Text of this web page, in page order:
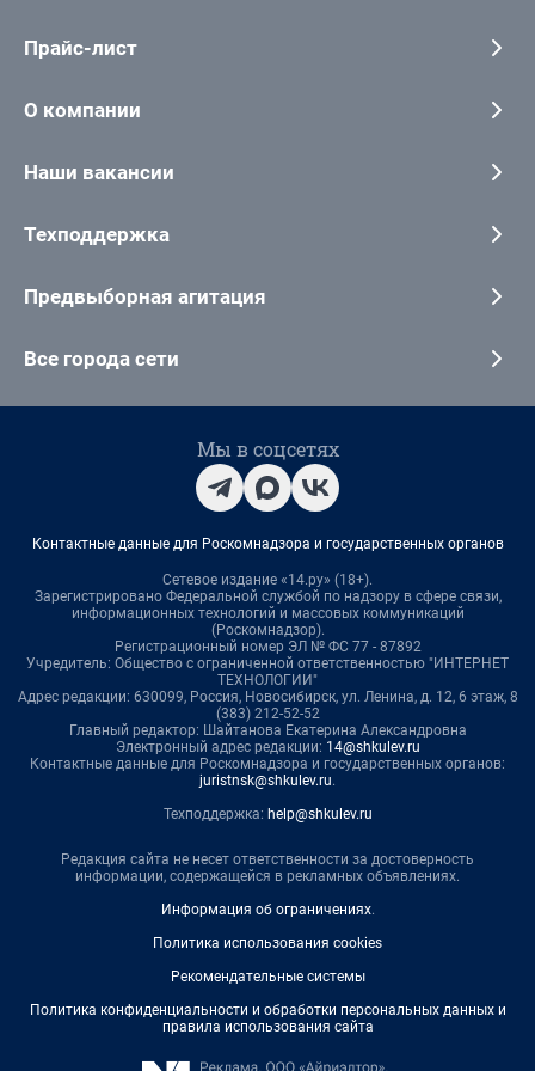
Прайс-лист
О компании
Наши вакансии
Техподдержка
Предвыборная агитация
Все города сети
Мы в соцсетях
Контактные данные для Роскомнадзора и государственных органов
Сетевое издание «14.ру» (18+).
Зарегистрировано Федеральной службой по надзору в сфере связи,
информационных технологий и массовых коммуникаций
(Роскомнадзор).
Регистрационный номер ЭЛ № ФС 77 - 87892
Учредитель: Общество с ограниченной ответственностью "ИНТЕРНЕТ
ТЕХНОЛОГИИ"
Адрес редакции: 630099, Россия, Новосибирск, ул. Ленина, д. 12, 6 этаж, 8
(383) 212-52-52
Главный редактор: Шайтанова Екатерина Александровна
Электронный адрес редакции: 14@shkulev.ru
Контактные данные для Роскомнадзора и государственных органов:
juristnsk@shkulev.ru.
Техподдержка: help@shkulev.ru
Редакция сайта не несет ответственности за достоверность
информации, содержащейся в рекламных объявлениях.
Информация об ограничениях.
Политика использования cookies
Рекомендательные системы
Политика конфиденциальности и обработки персональных данных и
правила использования сайта